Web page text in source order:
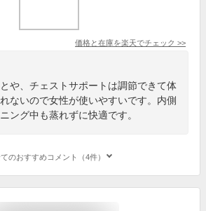
価格と在庫を楽天でチェック >>
や、チェストサポートは調節できて体
ないので女性が使いやすいです。内側
ング中も蒸れずに快適です。
のおすすめコメント（4件）